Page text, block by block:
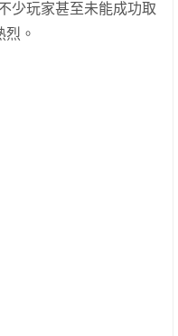
少玩家甚至未能成功取
。